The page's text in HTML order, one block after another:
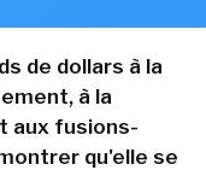
de dollars à la
à la
aux fusions-
qu'elle se